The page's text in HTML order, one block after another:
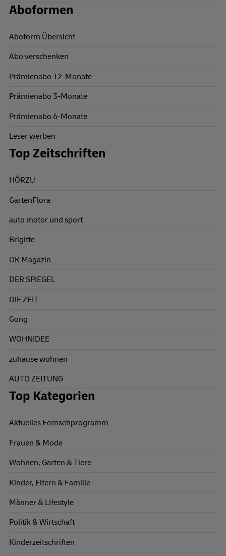
Aboformen
Aboform Übersicht
Abo verschenken
Prämienabo 12-Monate
Prämienabo 3-Monate
Prämienabo 6-Monate
Leser werben
Top Zeitschriften
HÖRZU
GartenFlora
auto motor und sport
Brigitte
OK Magazin
DER SPIEGEL
DIE ZEIT
Gong
WOHNIDEE
zuhause wohnen
AUTO ZEITUNG
Top Kategorien
Aktuelles Fernsehprogramm
Frauen & Mode
Wohnen, Garten & Tiere
Kinder, Eltern & Familie
Männer & Lifestyle
Politik & Wirtschaft
Kinderzeitschriften